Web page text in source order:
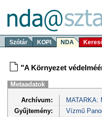
Szótár KOPI NDA
"A Környezet
Metaadatok
Archívum:
MATARKA:
Gyűjtemény:
Vízmű